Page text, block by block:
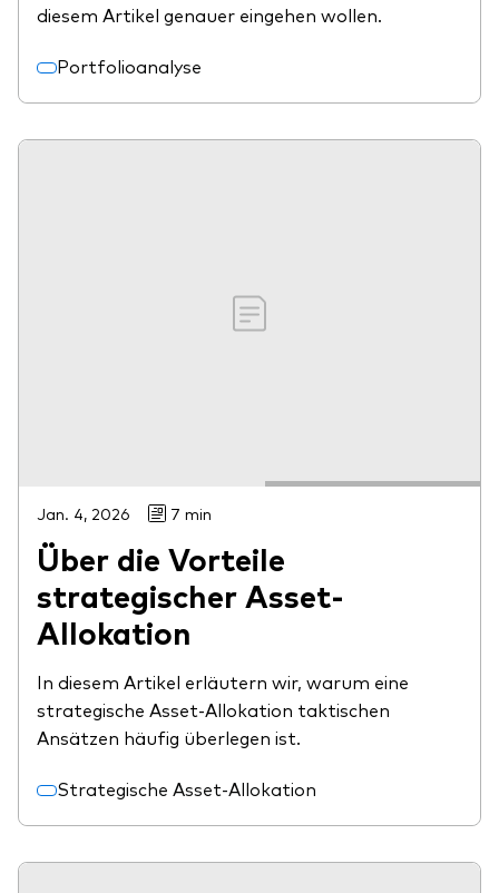
diesem Artikel genauer eingehen wollen.
Portfolioanalyse
Jan. 4, 2026 7 min
Über die Vorteile
strategischer Asset-
Allokation
In diesem Artikel erläutern wir, warum eine
strategische Asset-Allokation taktischen
Ansätzen häufig überlegen ist.
Strategische Asset-Allokation